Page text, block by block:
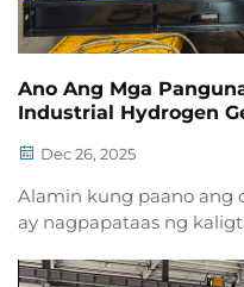
Ano Ang Mga
Industrial Hydrogen
Dec 26, 2025
Alamin kung paano ang
ay nagpapataas ng
supply chain at makamit